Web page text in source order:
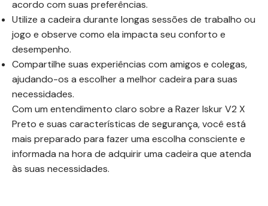
acordo com suas preferências.
Utilize a cadeira durante longas sessões de trabalho ou
jogo e observe como ela impacta seu conforto e
desempenho.
Compartilhe suas experiências com amigos e colegas,
ajudando-os a escolher a melhor cadeira para suas
necessidades.
Com um entendimento claro sobre a Razer Iskur V2 X
Preto e suas características de segurança, você está
mais preparado para fazer uma escolha consciente e
informada na hora de adquirir uma cadeira que atenda
às suas necessidades.